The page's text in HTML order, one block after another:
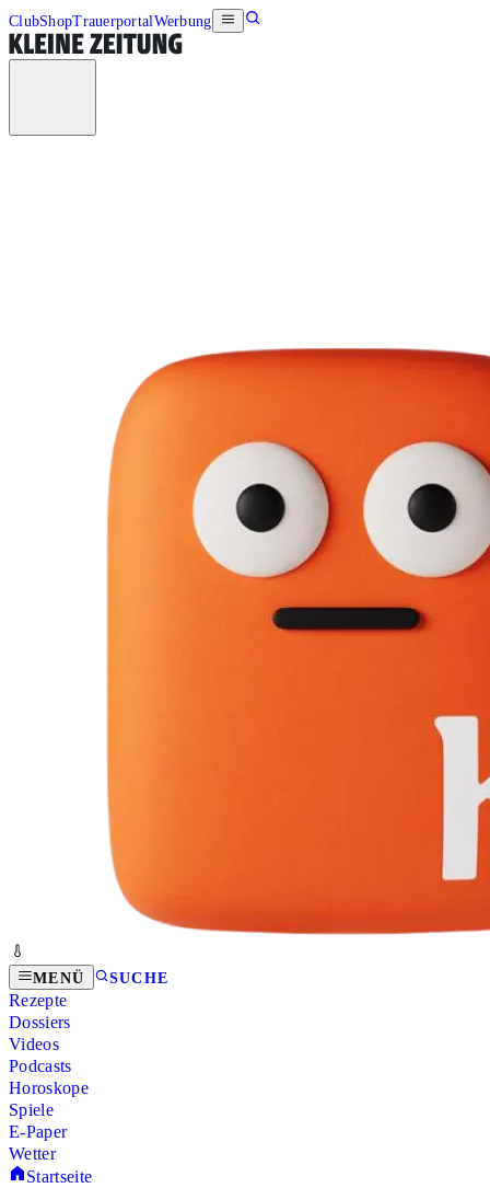
ClubShopTrauerportalWerbung
MENÜ SUCHE
Rezepte
Dossiers
Videos
Podcasts
Horoskope
Spiele
E-Paper
Wetter
Startseite